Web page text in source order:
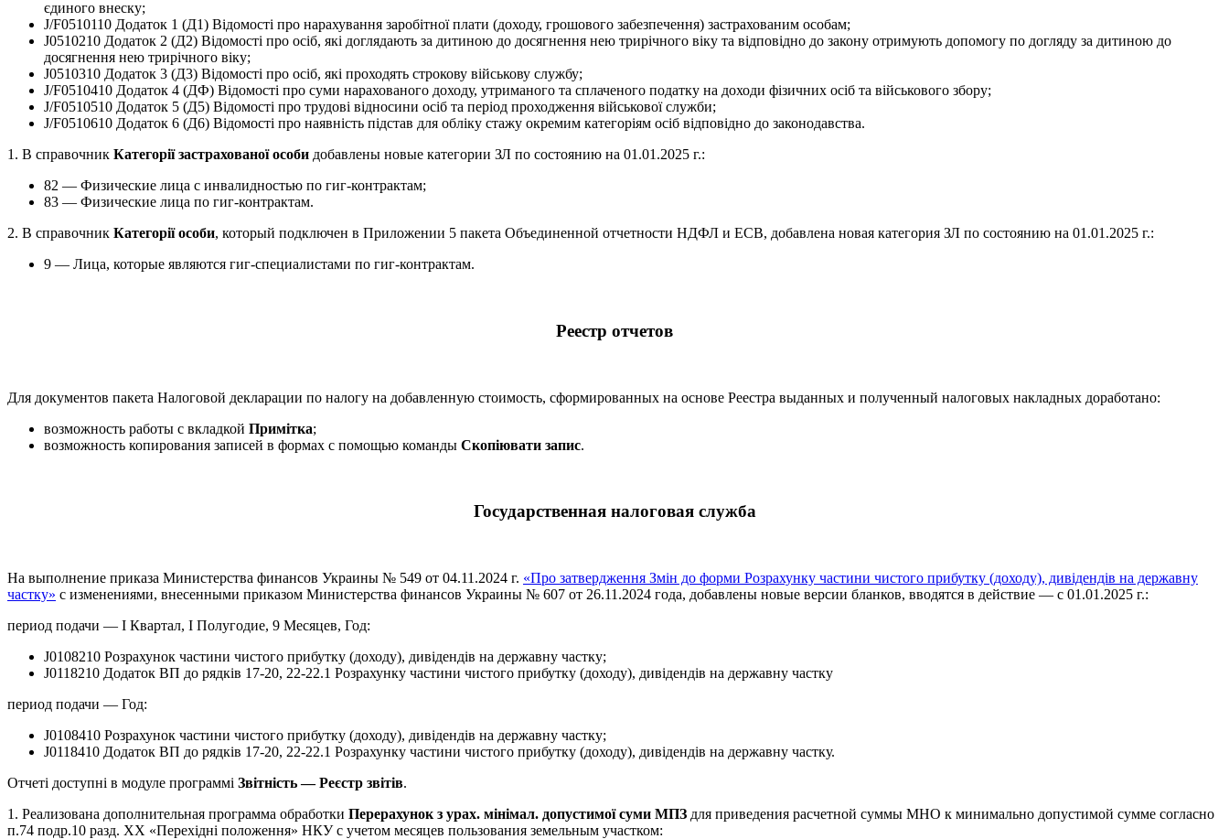
єдиного внеску;
J/F0510110 Додаток 1 (Д1) Відомості про нарахування заробітної плати (доходу, грошового забезпечення) застрахованим особам;
J0510210 Додаток 2 (Д2) Відомості про осіб, які доглядають за дитиною до досягнення нею трирічного віку та відповідно до закону отримують допомогу по догляду за дитиною до
досягнення нею трирічного віку;
J0510310 Додаток 3 (Д3) Відомості про осіб, які проходять строкову військову службу;
J/F0510410 Додаток 4 (ДФ) Відомості про суми нарахованого доходу, утриманого та сплаченого податку на доходи фізичних осіб та військового збору;
J/F0510510 Додаток 5 (Д5) Відомості про трудові відносини осіб та період проходження військової служби;
J/F0510610 Додаток 6 (Д6) Відомості про наявність підстав для обліку стажу окремим категоріям осіб відповідно до законодавства.
1. В справочник Категорії застрахованої особи добавлены новые категории ЗЛ по состоянию на 01.01.2025 г.:
82 — Физические лица с инвалидностью по гиг-контрактам;
83 — Физические лица по гиг-контрактам.
2. В справочник Категорії особи, который подключен в Приложении 5 пакета Объединенной отчетности НДФЛ и ЕСВ, добавлена новая категория ЗЛ по состоянию на 01.01.2025 г.:
9 — Лица, которые являются гиг-специалистами по гиг-контрактам.
Реестр отчетов
Для документов пакета Налоговой декларации по налогу на добавленную стоимость, сформированных на основе Реестра выданных и полученный налоговых накладных доработано:
возможность работы с вкладкой Примітка;
возможность копирования записей в формах с помощью команды Скопіювати запис.
Государственная налоговая служба
На выполнение приказа Министерства финансов Украины № 549 от 04.11.2024 г. «Про затвердження Змін до форми Розрахунку частини чистого прибутку (доходу), дивідендів на державну
частку» с изменениями, внесенными приказом Министерства финансов Украины № 607 от 26.11.2024 года, добавлены новые версии бланков, вводятся в действие — с 01.01.2025 г.:
период подачи — І Квартал, І Полугодие, 9 Месяцев, Год:
J0108210 Розрахунок частини чистого прибутку (доходу), дивідендів на державну частку;
J0118210 Додаток ВП до рядків 17-20, 22-22.1 Розрахунку частини чистого прибутку (доходу), дивідендів на державну частку
период подачи — Год:
J0108410 Розрахунок частини чистого прибутку (доходу), дивідендів на державну частку;
J0118410 Додаток ВП до рядків 17-20, 22-22.1 Розрахунку частини чистого прибутку (доходу), дивідендів на державну частку.
Отчеті доступні в модуле программі Звітність — Реєстр звітів.
1. Реализована дополнительная программа обработки Перерахунок з урах. мінімал. допустимої суми МПЗ для приведения расчетной суммы МНО к минимально допустимой сумме согласно
п.74 подр.10 разд. ХХ «Перехідні положення» НКУ с учетом месяцев пользования земельным участком: